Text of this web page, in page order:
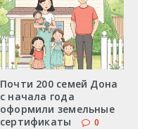
Почти 200 семей Дона
с начала года
оформили земельные
сертификаты
0